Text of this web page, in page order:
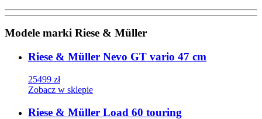
Modele marki Riese & Müller
Riese & Müller Nevo GT vario 47 cm
25499 zł
Zobacz w sklepie
Riese & Müller Load 60 touring